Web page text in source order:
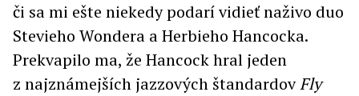
či sa mi ešte niekedy podarí vidieť naživo duo
Stevieho Wondera a Herbieho Hancocka.
Prekvapilo ma, že Hancock hral jeden
z najznámejších jazzových štandardovFly